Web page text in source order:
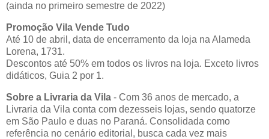
(ainda no primeiro semestre de 2022)
Promoção Vila Vende Tudo
Até 10 de abril, data de encerramento da loja na Alameda
Lorena, 1731.
Descontos até 50% em todos os livros na loja. Exceto livros
didáticos, Guia 2 por 1.
Sobre a Livraria da Vila - Com 36 anos de mercado, a
Livraria da Vila conta com dezesseis lojas, sendo quatorze
em São Paulo e duas no Paraná. Consolidada como
referência no cenário editorial, busca cada vez mais